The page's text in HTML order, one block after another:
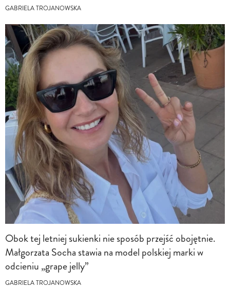
GABRIELA TROJANOWSKA
Obok tej letniej sukienki nie sposób przejść obojętnie.
Małgorzata Socha stawia na model polskiej marki w
odcieniu „grape jelly”
GABRIELA TROJANOWSKA